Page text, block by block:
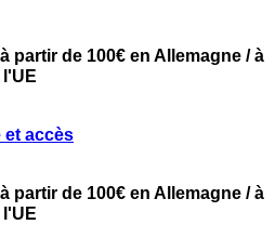
partir de 100€ en Allemagne / à
et accès
partir de 100€ en Allemagne / à